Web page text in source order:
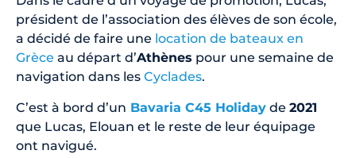
président de l’association des élèves de son école,
a décidé de faire une location de bateaux en
Grèce au départ d’Athènes pour une semaine de
navigation dans les Cyclades.
C’est à bord d’un Bavaria C45 Holiday de 2021
que Lucas, Elouan et le reste de leur équipage
ont navigué.